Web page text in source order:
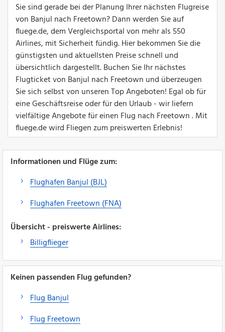
Sie sind gerade bei der Planung Ihrer nächsten Flugreise
von Banjul nach Freetown? Dann werden Sie auf
fluege.de, dem Vergleichsportal von mehr als 550
Airlines, mit Sicherheit fündig. Hier bekommen Sie die
günstigsten und aktuellsten Preise schnell und
übersichtlich dargestellt. Buchen Sie Ihr nächstes
Flugticket von Banjul nach Freetown und überzeugen
Sie sich selbst von unseren Top Angeboten! Egal ob für
eine Geschäftsreise oder für den Urlaub - wir liefern
vielfältige Angebote für einen Flug nach Freetown . Mit
fluege.de wird Fliegen zum preiswerten Erlebnis!
Informationen und Flüge zum:
Flughafen Banjul (BJL)
Flughafen Freetown (FNA)
Übersicht - preiswerte Airlines:
Billigflieger
Keinen passenden Flug gefunden?
Flug Banjul
Flug Freetown